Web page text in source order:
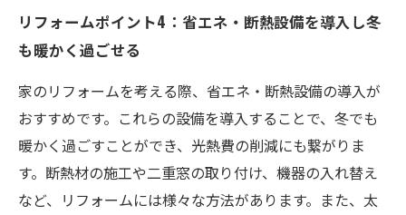
リフォームポイント4：省エネ・断熱設備を導入し冬
も暖かく過ごせる
家のリフォームを考える際、省エネ・断熱設備の導入が
おすすめです。これらの設備を導入することで、冬でも
暖かく過ごすことができ、光熱費の削減にも繋がりま
す。断熱材の施工や二重窓の取り付け、機器の入れ替え
など、リフォームには様々な方法があります。また、太